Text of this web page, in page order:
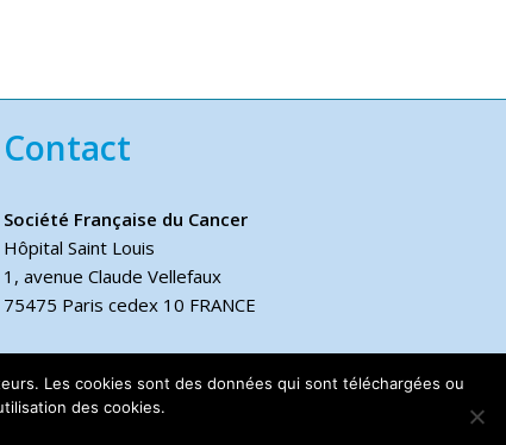
Contact
Société Française du Cancer
Hôpital Saint Louis
1, avenue Claude Vellefaux
75475 Paris cedex 10 FRANCE
Téléphone
+33 6 17 44 70 76
Les cookies sont des données qui sont téléchargées ou
des cookies.